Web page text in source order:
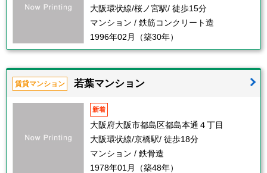
大阪環状線/桜ノ宮駅/ 徒歩15分
マンション / 鉄筋コンクリート造
1996年02月（築30年）
賃貸マンション 若葉マンション
新着
大阪府大阪市都島区都島本通４丁目
大阪環状線/京橋駅/ 徒歩18分
マンション / 鉄骨造
1978年01月（築48年）